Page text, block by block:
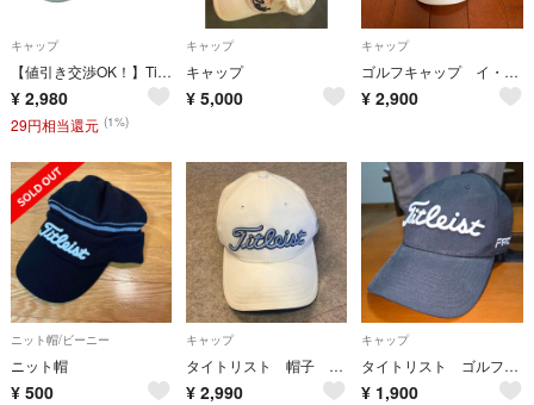
キャップ
【値引き交渉OK！】Titleist タイトリスト ベースボールキャップ ゴルフ 水色 ライトブルー 古着
¥ 2,980
29円相当還元 (1%)
キャップ
キャップ
¥ 5,000
キャップ
ゴルフキャップ イ・ボミ サイン入り
¥ 2,900
ニット帽/ビーニー
ニット帽
¥ 500
キャップ
タイトリスト 帽子 キャップ
¥ 2,990
キャップ
タイトリスト ゴルフキャップ メンズ
¥ 1,900